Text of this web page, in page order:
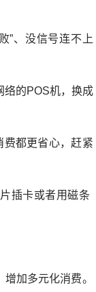
”、没信号连不上
络的POS机，换成
费都更省心，赶紧
插卡或者用磁条
加多元化消费。